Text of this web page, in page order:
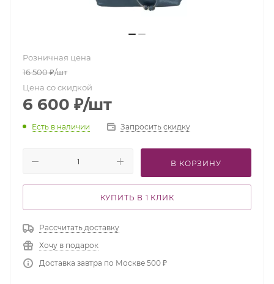
Розничная цена
16 500₽/шт
Цена со скидкой
6 600 ₽/шт
Есть в наличии Запросить скидку
В КОРЗИНУ
КУПИТЬ В 1 КЛИК
Рассчитать доставку
Хочу в подарок
Доставка завтра по Москве 500 ₽